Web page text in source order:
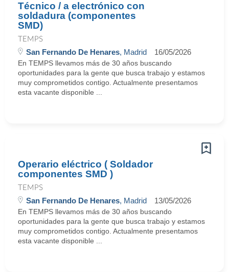
Técnico / a electrónico con
soldadura (componentes
SMD)
TEMPS
San Fernando De Henares, Madrid 16/05/2026
En TEMPS llevamos más de 30 años buscando
oportunidades para la gente que busca trabajo y estamos
muy comprometidos contigo. Actualmente presentamos
esta vacante disponible ...
Operario eléctrico ( Soldador
componentes SMD )
TEMPS
San Fernando De Henares, Madrid 13/05/2026
En TEMPS llevamos más de 30 años buscando
oportunidades para la gente que busca trabajo y estamos
muy comprometidos contigo. Actualmente presentamos
esta vacante disponible ...